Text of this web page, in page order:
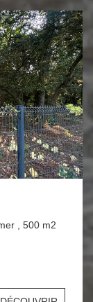
, 500 m2